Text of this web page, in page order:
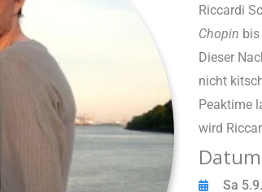
Riccardi
Chopin bis
Dieser
nicht
Peaktime
wird
Sa